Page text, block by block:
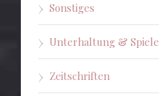
Sonstiges
Unterhaltung & Spiele
Zeitschriften